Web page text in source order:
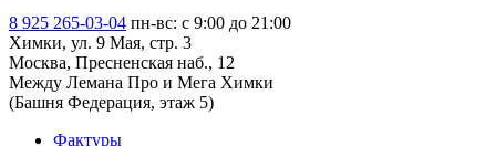
8 925 265-03-04 пн-вс: c 9:00 до 21:00
Химки, ул. 9 Мая, стр. 3
Москва, Пресненская наб., 12
Между Лемана Про и Мега Химки
(Башня Федерация, этаж 5)
Фактуры